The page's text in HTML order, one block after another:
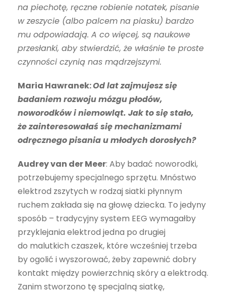
na piechotę, ręczne robienie notatek, pisanie
w zeszycie (albo palcem na piasku) bardzo
mu odpowiadają. A co więcej, są naukowe
przesłanki, aby stwierdzić, że właśnie te proste
czynności czynią nas mądrzejszymi.
Maria Hawranek:Od lat zajmujesz się
badaniem rozwoju mózgu płodów,
noworodków i niemowląt. Jak to się stało,
że zainteresowałaś się mechanizmami
odręcznego pisania u młodych dorosłych?
Audrey van der Meer: Aby badać noworodki,
potrzebujemy specjalnego sprzętu. Mnóstwo
elektrod zszytych w rodzaj siatki płynnym
ruchem zakłada się na głowę dziecka. To jedyny
sposób – tradycyjny system EEG wymagałby
przyklejania elektrod jedna po drugiej
do malutkich czaszek, które wcześniej trzeba
by ogolić i wyszorować, żeby zapewnić dobry
kontakt między powierzchnią skóry a elektrodą.
Zanim stworzono tę specjalną siatkę,